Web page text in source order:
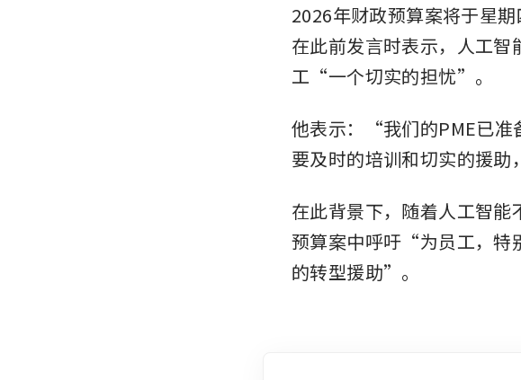
2026年财政预算案将于星
在此前发言时表示，人工智
工“一个切实的担忧”。
他表示：“我们的PME已准
要及时的培训和切实的援
在此背景下，随着人工智
预算案中呼吁“为员工，特
的转型援助”。